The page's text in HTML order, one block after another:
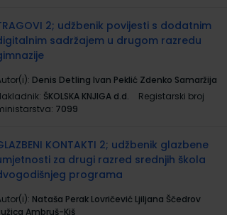
2; udžbenik povijesti s dodatnim
sadržajem u drugom razredu
Denis Detling Ivan Peklić Zdenko Samaržija
ŠKOLSKA KNJIGA d.d.
Registarski broj
7099
KONTAKTI 2; udžbenik glazbene
za drugi razred srednjih škola
programa
Nataša Perak Lovričević Ljiljana Ščedrov
Ambruš-Kiš